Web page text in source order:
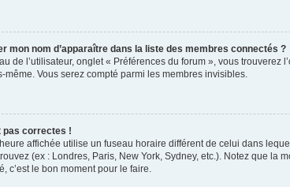
mon nom d’apparaître dans la liste des membres connectés ?
de l’utilisateur, onglet « Préférences du forum », vous trouverez
même. Vous serez compté parmi les membres invisibles.
pas correctes !
affichée utilise un fuseau horaire différent de celui dans
(ex : Londres, Paris, New York, Sydney, etc.). Notez que la
c’est le bon moment pour le faire.